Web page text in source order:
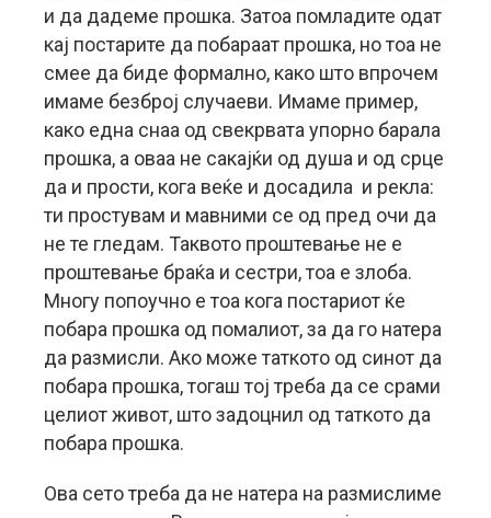
и да дадеме прошка. Затоа помладите одат
кај постарите да побараат прошка, но тоа не
смее да биде формално, како што впрочем
имаме безброј случаеви. Имаме пример,
како една снаа од свекрвата упорно барала
прошка, а оваа не сакајќи од душа и од срце
да и прости, кога веќе и досадила и рекла:
ти простувам и мавними се од пред очи да
не те гледам. Таквото проштевање не е
проштевање браќа и сестри, тоа е злоба.
Многу попоучно е тоа кога постариот ќе
побара прошка од помалиот, за да го натера
да размисли. Ако може таткото од синот да
побара прошка, тогаш тој треба да се срами
целиот живот, што задоцнил од таткото да
побара прошка.
Ова сето треба да не натера на размислиме